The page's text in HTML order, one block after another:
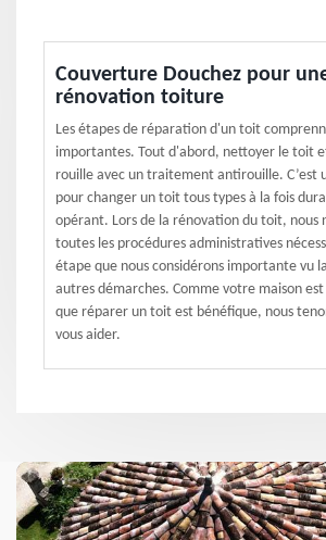
Couverture Douchez pour
rénovation toiture
Les étapes de réparation d'un toit
importantes. Tout d'abord, nettoyer le toit
rouille avec un traitement antirouille. C’est
pour changer un toit tous types à la fois
opérant. Lors de la rénovation du toit, nous
toutes les procédures administratives
étape que nous considérons importante vu
autres démarches. Comme votre maison
que réparer un toit est bénéfique, nous
vous aider.